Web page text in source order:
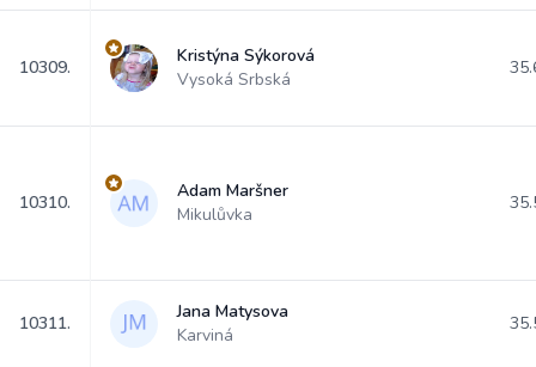
10309.
Kristýna Sýkorová
Vysoká Srbská
10310.
Adam Maršner
Mikulůvka
10311.
Jana Matysova
Karviná